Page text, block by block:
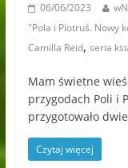
06/06/2023
"Pola i Piotruś. Nowy
Camilla Reid, seria
Mam świetne
przygodach Poli i
przygotowało
Czytaj więcej